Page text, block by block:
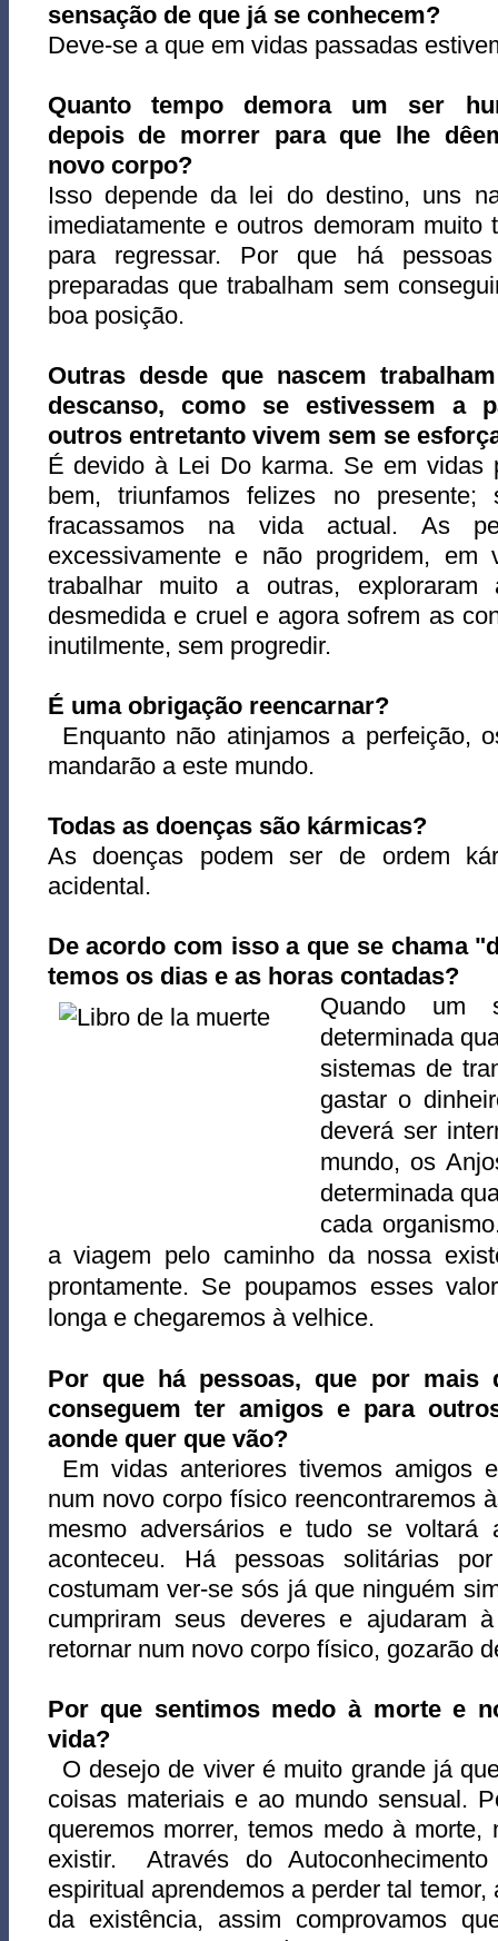
sensação de que já se conhecem?
Deve-se a que em vidas passadas
Quanto tempo demora um ser
depois de morrer para que lhe
novo corpo?
Isso depende da lei do destino, uns
imediatamente e outros demoram muito
para regressar. Por que há
preparadas que trabalham sem
boa posição.
Outras desde que nascem
descanso, como se estivessem a
outros entretanto vivem sem se
É devido à Lei Do karma. Se em vidas
bem, triunfamos felizes no
fracassamos na vida actual. As
excessivamente e não progridem, em
trabalhar muito a outras,
desmedida e cruel e agora sofrem as
inutilmente, sem progredir.
É uma obrigação reencarnar?
Enquanto não atinjamos a perfeição,
mandarão a este mundo.
Todas as doenças são kármicas?
As doenças podem ser de ordem
acidental.
De acordo com isso a que se chama
temos os dias e as horas contadas?
Quando um
determinada
sistemas de
gastar o
deverá ser
mundo, os
determinada
cada
a viagem pelo caminho da nossa
prontamente. Se poupamos esses
longa e chegaremos à velhice.
Por que há pessoas, que por mais
conseguem ter amigos e para
aonde quer que vão?
Em vidas anteriores tivemos amigos
num novo corpo físico reencontraremos
mesmo adversários e tudo se
aconteceu. Há pessoas solitárias
costumam ver-se sós já que ninguém
cumpriram seus deveres e ajudaram
retornar num novo corpo físico, gozarão
Por que sentimos medo à morte e
vida?
O desejo de viver é muito grande já
coisas materiais e ao mundo sensual.
queremos morrer, temos medo à morte,
existir. Através do
espiritual aprendemos a perder tal
da existência, assim comprovamos